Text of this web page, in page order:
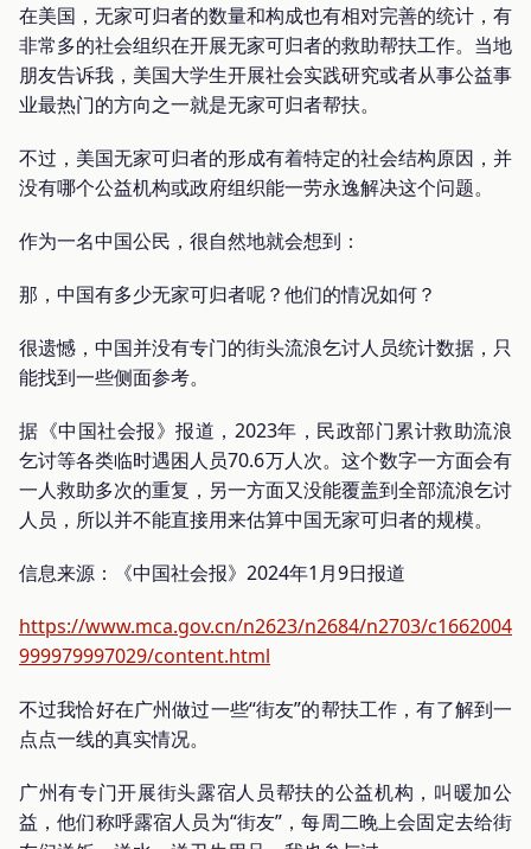
在美国，无家可归者的数量和构成也有相对完善的统计，有
非常多的社会组织在开展无家可归者的救助帮扶工作。当地
朋友告诉我，美国大学生开展社会实践研究或者从事公益事
业最热门的方向之一就是无家可归者帮扶。
不过，美国无家可归者的形成有着特定的社会结构原因，并
没有哪个公益机构或政府组织能一劳永逸解决这个问题。
作为一名中国公民，很自然地就会想到：
那，中国有多少无家可归者呢？他们的情况如何？
很遗憾，中国并没有专门的街头流浪乞讨人员统计数据，只
能找到一些侧面参考。
据《中国社会报》报道，2023年，民政部门累计救助流浪
乞讨等各类临时遇困人员70.6万人次。这个数字一方面会有
一人救助多次的重复，另一方面又没能覆盖到全部流浪乞讨
人员，所以并不能直接用来估算中国无家可归者的规模。
信息来源：《中国社会报》2024年1月9日报道
https://www.mca.gov.cn/n2623/n2684/n2703/c1662004
999979997029/content.html
不过我恰好在广州做过一些“街友”的帮扶工作，有了解到一
点点一线的真实情况。
广州有专门开展街头露宿人员帮扶的公益机构，叫暖加公
益，他们称呼露宿人员为“街友”，每周二晚上会固定去给街